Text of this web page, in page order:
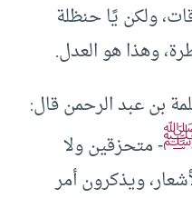
ولكن يًا حنظلة
وهذا هو العدل.
بن عبد الرحمن قال:
- متحزقين ولا
ويذكرون أمر